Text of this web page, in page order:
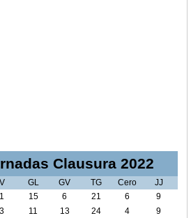
Clausura 2022
V GL GV TG Cero
JJ
1 15 6 21 6
9
3 11 13 24 4
9